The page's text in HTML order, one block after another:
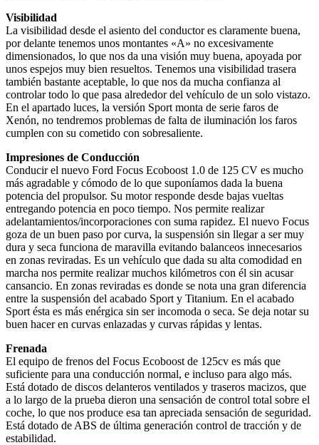
Visibilidad
La visibilidad desde el asiento del conductor es claramente buena,
por delante tenemos unos montantes «A» no excesivamente
dimensionados, lo que nos da una visión muy buena, apoyada por
unos espejos muy bien resueltos. Tenemos una visibilidad trasera
también bastante aceptable, lo que nos da mucha confianza al
controlar todo lo que pasa alrededor del vehículo de un solo vistazo.
En el apartado luces, la versión Sport monta de serie faros de
Xenón, no tendremos problemas de falta de iluminación los faros
cumplen con su cometido con sobresaliente.
Impresiones de Conducción
Conducir el nuevo Ford Focus Ecoboost 1.0 de 125 CV es mucho
más agradable y cómodo de lo que suponíamos dada la buena
potencia del propulsor. Su motor responde desde bajas vueltas
entregando potencia en poco tiempo. Nos permite realizar
adelantamientos/incorporaciones con suma rapidez. El nuevo Focus
goza de un buen paso por curva, la suspensión sin llegar a ser muy
dura y seca funciona de maravilla evitando balanceos innecesarios
en zonas reviradas. Es un vehículo que dada su alta comodidad en
marcha nos permite realizar muchos kilómetros con él sin acusar
cansancio. En zonas reviradas es donde se nota una gran diferencia
entre la suspensión del acabado Sport y Titanium. En el acabado
Sport ésta es más enérgica sin ser incomoda o seca. Se deja notar su
buen hacer en curvas enlazadas y curvas rápidas y lentas.
Frenada
El equipo de frenos del Focus Ecoboost de 125cv es más que
suficiente para una conducción normal, e incluso para algo más.
Está dotado de discos delanteros ventilados y traseros macizos, que
a lo largo de la prueba dieron una sensación de control total sobre el
coche, lo que nos produce esa tan apreciada sensación de seguridad.
Está dotado de ABS de última generación control de tracción y de
estabilidad.